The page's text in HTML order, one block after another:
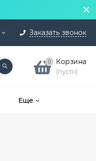
Заказать звонок
0 Корзина
(пусто)
Еще